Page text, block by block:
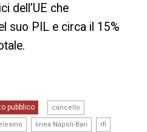
dell’UE che
suo PIL e circa il 15%
pubblico cancello
linea Napoli-Bari rfi